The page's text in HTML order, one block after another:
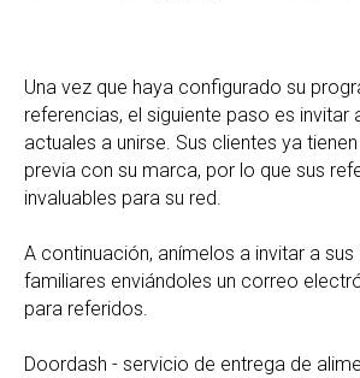
Una vez que haya configurado su
referencias, el siguiente paso es invitar
actuales a unirse. Sus clientes ya
previa con su marca, por lo que sus
invaluables para su red.
A continuación, anímelos a invitar a
familiares enviándoles un correo
para referidos.
Doordash - servicio de entrega de